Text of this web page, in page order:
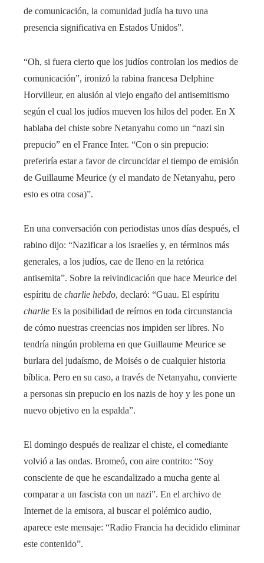
de comunicación, la comunidad judía ha tuvo una
presencia significativa en Estados Unidos”.
“Oh, si fuera cierto que los judíos controlan los medios de
comunicación”, ironizó la rabina francesa Delphine
Horvilleur, en alusión al viejo engaño del antisemitismo
según el cual los judíos mueven los hilos del poder. En X
hablaba del chiste sobre Netanyahu como un “nazi sin
prepucio” en el France Inter. “Con o sin prepucio:
preferiría estar a favor de circuncidar el tiempo de emisión
de Guillaume Meurice (y el mandato de Netanyahu, pero
esto es otra cosa)”.
En una conversación con periodistas unos días después, el
rabino dijo: “Nazificar a los israelíes y, en términos más
generales, a los judíos, cae de lleno en la retórica
antisemita”. Sobre la reivindicación que hace Meurice del
espíritu de charlie hebdo, declaró: “Guau. El espíritu
charlie Es la posibilidad de reírnos en toda circunstancia
de cómo nuestras creencias nos impiden ser libres. No
tendría ningún problema en que Guillaume Meurice se
burlara del judaísmo, de Moisés o de cualquier historia
bíblica. Pero en su caso, a través de Netanyahu, convierte
a personas sin prepucio en los nazis de hoy y les pone un
nuevo objetivo en la espalda”.
El domingo después de realizar el chiste, el comediante
volvió a las ondas. Bromeó, con aire contrito: “Soy
consciente de que he escandalizado a mucha gente al
comparar a un fascista con un nazi”. En el archivo de
Internet de la emisora, al buscar el polémico audio,
aparece este mensaje: “Radio Francia ha decidido eliminar
este contenido”.